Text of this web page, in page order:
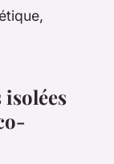
isolées